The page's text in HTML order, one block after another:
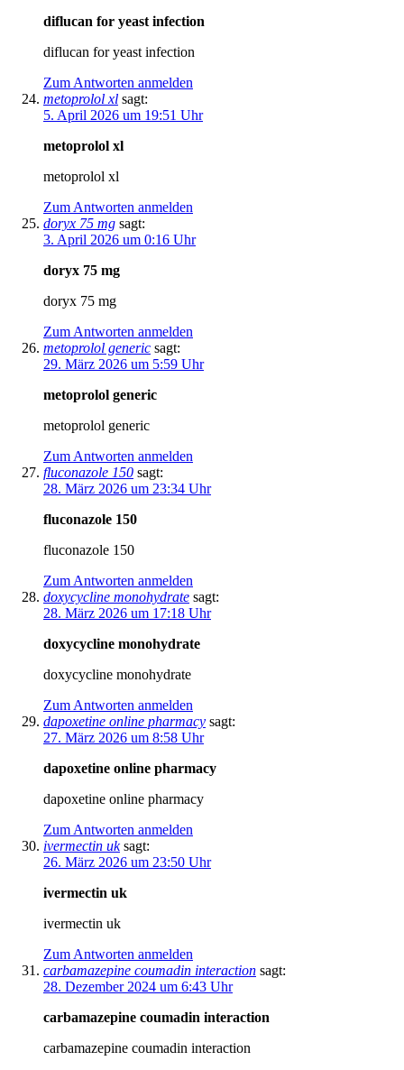
diflucan for yeast infection
diflucan for yeast infection
Zum Antworten anmelden
metoprolol xl sagt:
5. April 2026 um 19:51 Uhr
metoprolol xl
metoprolol xl
Zum Antworten anmelden
doryx 75 mg sagt:
3. April 2026 um 0:16 Uhr
doryx 75 mg
doryx 75 mg
Zum Antworten anmelden
metoprolol generic sagt:
29. März 2026 um 5:59 Uhr
metoprolol generic
metoprolol generic
Zum Antworten anmelden
fluconazole 150 sagt:
28. März 2026 um 23:34 Uhr
fluconazole 150
fluconazole 150
Zum Antworten anmelden
doxycycline monohydrate sagt:
28. März 2026 um 17:18 Uhr
doxycycline monohydrate
doxycycline monohydrate
Zum Antworten anmelden
dapoxetine online pharmacy sagt:
27. März 2026 um 8:58 Uhr
dapoxetine online pharmacy
dapoxetine online pharmacy
Zum Antworten anmelden
ivermectin uk sagt:
26. März 2026 um 23:50 Uhr
ivermectin uk
ivermectin uk
Zum Antworten anmelden
carbamazepine coumadin interaction sagt:
28. Dezember 2024 um 6:43 Uhr
carbamazepine coumadin interaction
carbamazepine coumadin interaction